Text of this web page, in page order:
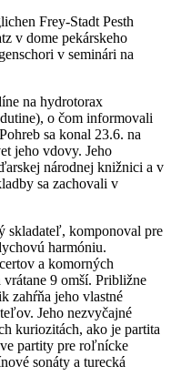
Frey-Stadt Pesth
v dome pekárskeho
v seminári na
na hydrotorax
o čom informovali
sa konal 23.6. na
jeho vdovy. Jeho
národnej knižnici a v
sa zachovali v
skladateľ, komponoval pre
harmóniu.
a komorných
9 omší. Približne
zahŕňa jeho vlastné
Jeho nezvyčajné
kuriozitách, ako je partita
partity pre roľnícke
sonáty a turecká